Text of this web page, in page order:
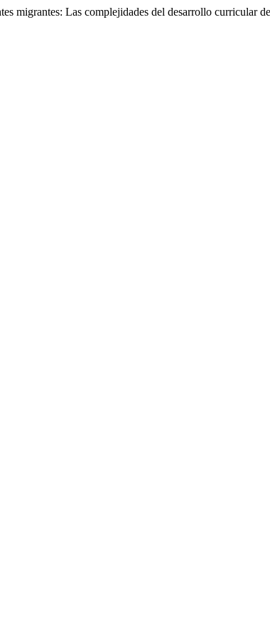
migrantes: Las complejidades del desarrollo curricular